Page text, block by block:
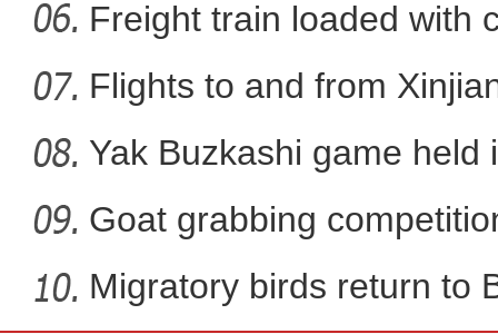
La
Freight train loaded with
Flights to and from
Yak Buzkashi game held
Goat grabbing
Migratory birds return to